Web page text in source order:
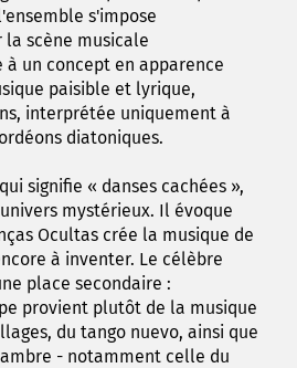
s'impose
la scène musicale
un concept en apparence
paisible et lyrique,
interprétée uniquement à
diatoniques.
signifie « danses cachées »,
mystérieux. Il évoque
Ocultas crée la musique de
à inventer. Le célèbre
place secondaire :
provient plutôt de la musique
du tango nuevo, ainsi que
- notamment celle du